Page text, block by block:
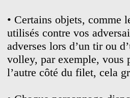
• Certains objets, comme
utilisés contre vos
adverses lors d’un tir ou
volley, par exemple, vous
l’autre côté du filet, cela